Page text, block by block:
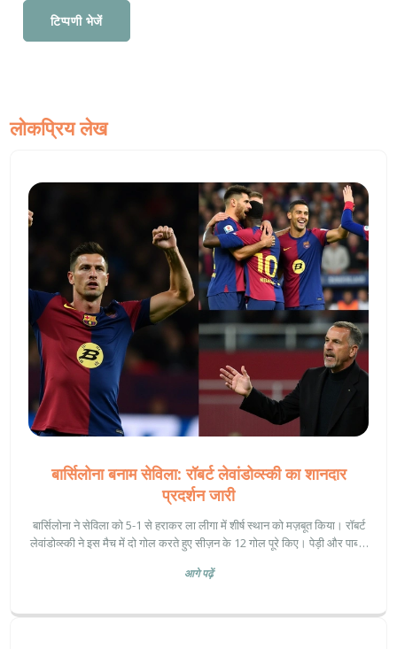
टिप्पणी भेजें
लोकप्रिय लेख
बार्सिलोना बनाम सेविला: रॉबर्ट लेवांडोव्स्की का शानदार
प्रदर्शन जारी
बार्सिलोना ने सेविला को 5-1 से हराकर ला लीगा में शीर्ष स्थान को मज़बूत किया। रॉबर्ट
लेवांडोव्स्की ने इस मैच में दो गोल करते हुए सीज़न के 12 गोल पूरे किए। पेड़ी और पाब्लो
आगे पढ़ें